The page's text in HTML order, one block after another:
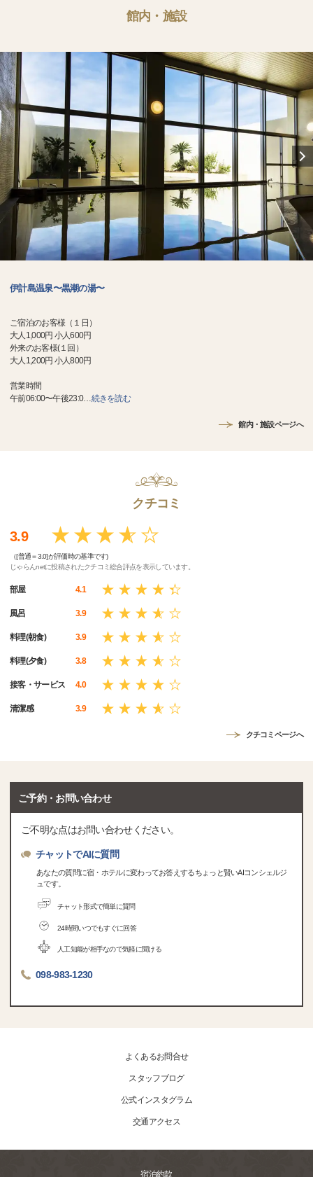
館内・施設
伊計島温泉〜黒潮の湯〜
ご宿泊のお客様（１日）
大人1,000円 小人600円
外来のお客様(１回）
大人1,200円 小人800円
営業時間
午前06:00〜午後23:0…続きを読む
館内・施設ページへ
クチコミ
3.9
（[普通＝3.0]が評価時の基準です)
じゃらんnetに投稿されたクチコミ総合評点を表示しています。
部屋 4.1
風呂 3.9
料理(朝食) 3.9
料理(夕食) 3.8
接客・サービス 4.0
清潔感 3.9
クチコミページへ
ご予約・お問い合わせ
ご不明な点はお問い合わせください。
チャットでAIに質問
あなたの質問に宿・ホテルに変わってお答えするちょっと賢いAIコンシェルジ
ュです。
チャット形式で簡単に質問
24時間いつでもすぐに回答
人工知能が相手なので気軽に聞ける
098-983-1230
よくあるお問合せ
スタッフブログ
公式インスタグラム
交通アクセス
宿泊約款